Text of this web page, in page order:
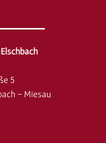
5
- Miesau